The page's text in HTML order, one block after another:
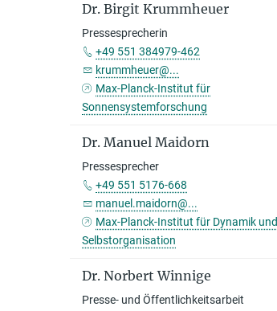
Dr. Birgit Krummheuer
Pressesprecherin
+49 551 384979-462
krummheuer@...
Max-Planck-Institut für
Sonnensystemforschung
Dr. Manuel Maidorn
Pressesprecher
+49 551 5176-668
manuel.maidorn@...
Max-Planck-Institut für Dynamik und
Selbstorganisation
Dr. Norbert Winnige
Presse- und Öffentlichkeitsarbeit